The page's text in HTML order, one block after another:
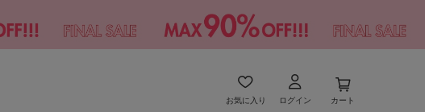
お気に入り ログイン カート